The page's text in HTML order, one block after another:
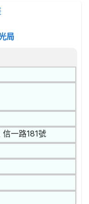
局
一路181號